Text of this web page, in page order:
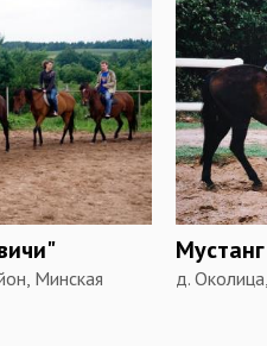
Минская
Мустанг
д.